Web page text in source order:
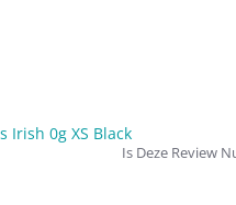
Irish 0g XS Black
Is Deze Review